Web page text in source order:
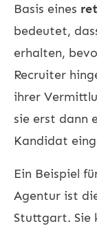
Basis eines
bedeutet,
erhalten,
Recruiter
ihrer
sie erst dann
Kandidat
Ein Beispiel
Agentur ist
Stuttgart. Sie